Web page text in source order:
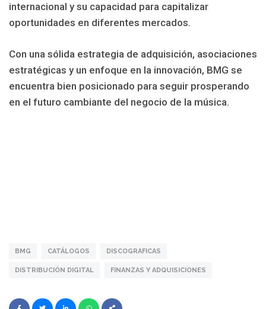
internacional y su capacidad para capitalizar
oportunidades en diferentes mercados.
Con una sólida estrategia de adquisición, asociaciones
estratégicas y un enfoque en la innovación, BMG se
encuentra bien posicionado para seguir prosperando
en el futuro cambiante del negocio de la música.
BMG CATÁLOGOS DISCOGRAFICAS
DISTRIBUCIÓN DIGITAL FINANZAS Y ADQUISICIONES